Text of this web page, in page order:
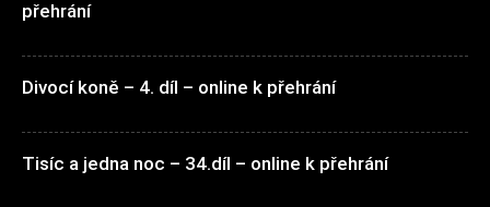
přehrání
Divocí koně – 4. díl – online k přehrání
Tisíc a jedna noc – 34.díl – online k přehrání